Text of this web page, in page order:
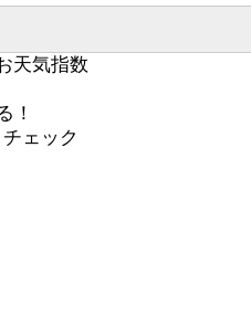
天気指数
！
ェック